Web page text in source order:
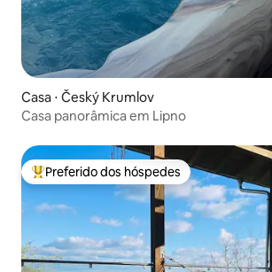
Casa ⋅ Český Krumlov
Casa panorâmica em Lipno
Entre os melhores preferidos dos hóspedes
Preferido dos hóspedes